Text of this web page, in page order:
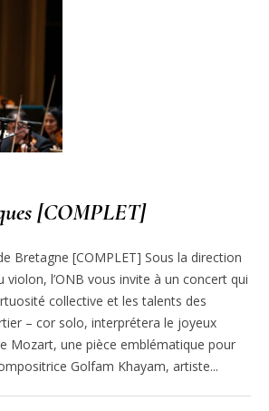
[COMPLET]
Bretagne [COMPLET] Sous la direction
violon, l’ONB vous invite à un concert qui
collective et les talents des
– cor solo, interprétera le joyeux
Mozart, une pièce emblématique pour
Golfam Khayam, artiste...